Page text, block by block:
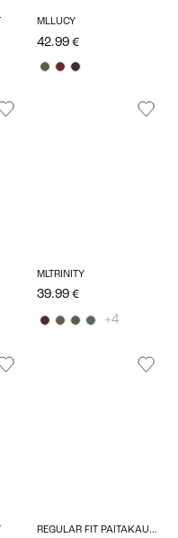
MLLUCY
42.99 €
MLTRINITY
39.99 €
+4
REGULAR FIT PAITAKAULUS TOPIT